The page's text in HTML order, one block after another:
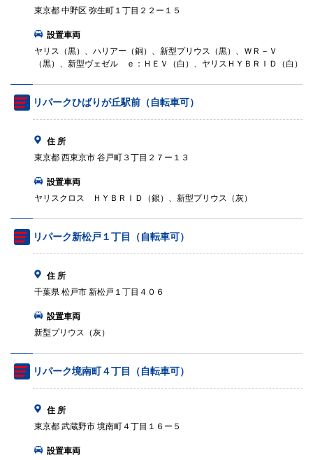
東京都 中野区 弥生町１丁目２２ー１５
設置車両
ヤリス（黒）、ハリアー（銅）、新型プリウス（黒）、ＷＲ－Ｖ
（黒）、新型ヴェゼル ｅ：ＨＥＶ（白）、ヤリスＨＹＢＲＩＤ（白）
リパークひばりが丘駅前（自転車可）
住 所
東京都 西東京市 谷戸町３丁目２７ー１３
設置車両
ヤリスクロス ＨＹＢＲＩＤ（銀）、新型プリウス（灰）
リパーク新松戸１丁目（自転車可）
住 所
千葉県 松戸市 新松戸１丁目４０６
設置車両
新型プリウス（灰）
リパーク境南町４丁目（自転車可）
住 所
東京都 武蔵野市 境南町４丁目１６ー５
設置車両